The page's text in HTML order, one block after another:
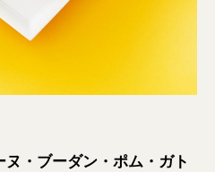
・ブーダン・ポム・ガト